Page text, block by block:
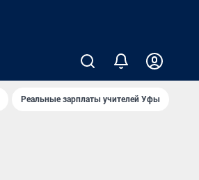
Реальные зарплаты учителей Уфы